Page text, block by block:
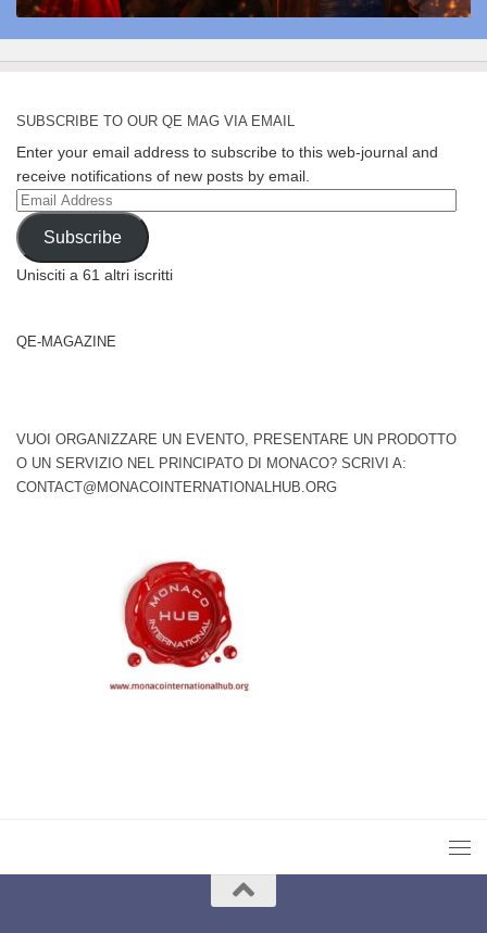
SUBSCRIBE TO OUR QE MAG VIA EMAIL
Enter your email address to subscribe to this web-journal and
receive notifications of new posts by email.
Email
Address
Subscribe
Unisciti a 61 altri iscritti
QE-MAGAZINE
VUOI ORGANIZZARE UN EVENTO, PRESENTARE UN PRODOTTO
O UN SERVIZIO NEL PRINCIPATO DI MONACO? SCRIVI A:
CONTACT@MONACOINTERNATIONALHUB.ORG